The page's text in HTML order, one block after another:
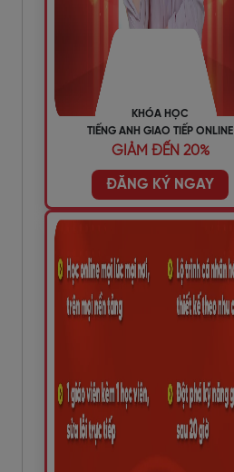
KHÓA HỌC
TIẾNG ANH GIAO TIẾP ONLINE
GIẢM ĐẾN 20%
ĐĂNG KÝ NGAY